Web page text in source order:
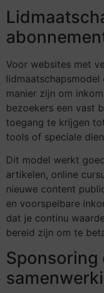
Voor websites met
manier zijn om
bezoekers een vast
toegang te krijgen
tools of speciale
Dit model werkt
artikelen, online
nieuwe content
en voorspelbare
dat je continu
bereid zijn om te
Sponsoring